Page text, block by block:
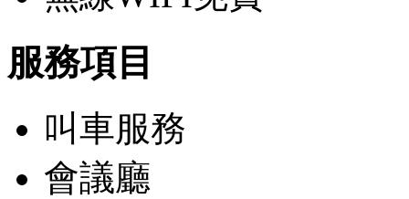
服務項目
叫車服務
會議廳